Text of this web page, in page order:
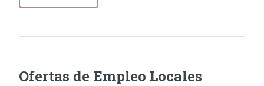
Ofertas de Empleo Locales